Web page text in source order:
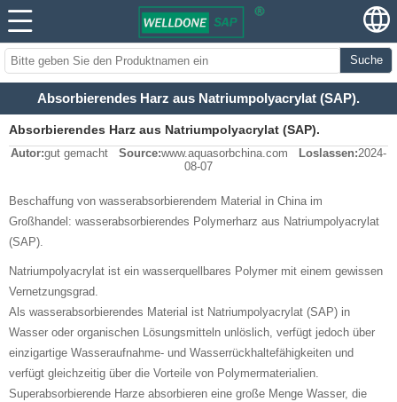
Suche
Absorbierendes Harz aus Natriumpolyacrylat (SAP).
Absorbierendes Harz aus Natriumpolyacrylat (SAP).
Autor:gut gemacht Source:www.aquasorbchina.com Loslassen:2024-
08-07
Beschaffung von wasserabsorbierendem Material in China im
Großhandel: wasserabsorbierendes Polymerharz aus Natriumpolyacrylat
(SAP).
Natriumpolyacrylat ist ein wasserquellbares Polymer mit einem gewissen
Vernetzungsgrad.
Als wasserabsorbierendes Material ist Natriumpolyacrylat (SAP) in
Wasser oder organischen Lösungsmitteln unlöslich, verfügt jedoch über
einzigartige Wasseraufnahme- und Wasserrückhaltefähigkeiten und
verfügt gleichzeitig über die Vorteile von Polymermaterialien.
Superabsorbierende Harze absorbieren eine große Menge Wasser, die